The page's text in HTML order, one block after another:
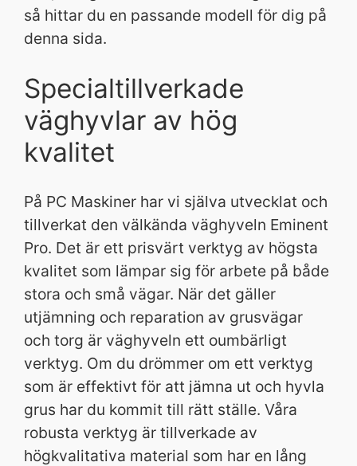
så hittar du en passande modell för dig på
denna sida.
Specialtillverkade
väghyvlar av hög
kvalitet
På PC Maskiner har vi själva utvecklat och
tillverkat den välkända väghyveln Eminent
Pro. Det är ett prisvärt verktyg av högsta
kvalitet som lämpar sig för arbete på både
stora och små vägar. När det gäller
utjämning och reparation av grusvägar
och torg är väghyveln ett oumbärligt
verktyg. Om du drömmer om ett verktyg
som är effektivt för att jämna ut och hyvla
grus har du kommit till rätt ställe. Våra
robusta verktyg är tillverkade av
högkvalitativa material som har en lång